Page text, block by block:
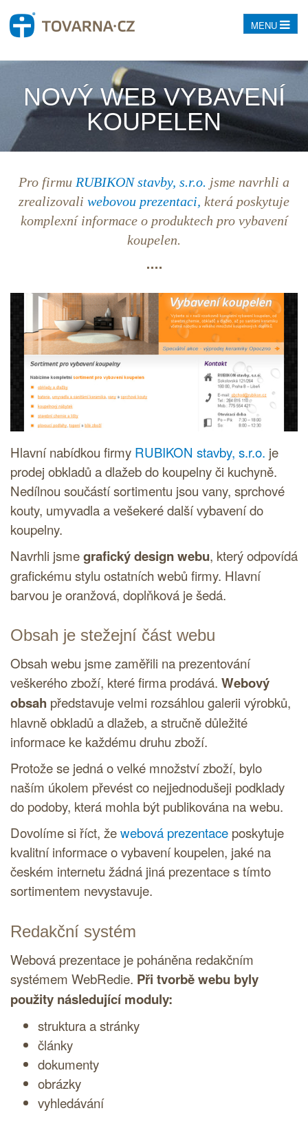
MENU
NOVÝ WEB VYBAVENÍ
KOUPELEN
Pro firmu RUBIKON stavby, s.r.o. jsme navrhli a
zrealizovali webovou prezentaci, která poskytuje
komplexní informace o produktech pro vybavení
koupelen.
Hlavní nabídkou firmy RUBIKON stavby, s.r.o. je
prodej obkladů a dlažeb do koupelny či kuchyně.
Nedílnou součástí sortimentu jsou vany, sprchové
kouty, umyvadla a vešekeré další vybavení do
koupelny.
Navrhli jsmegrafický design webu, který odpovídá
grafickému stylu ostatních webů firmy. Hlavní
barvou je oranžová, doplňková je šedá.
Obsah je stežejní část webu
Obsah webu jsme zaměřili na prezentování
veškerého zboží, které firma prodává. Webový
obsah představuje velmi rozsáhlou galerii výrobků,
hlavně obkladů a dlažeb, a stručně důležité
informace ke každému druhu zboží.
Protože se jedná o velké množství zboží, bylo
naším úkolem převést co nejjednodušeji podklady
do podoby, která mohla být publikována na webu.
Dovolíme si říct, žewebová prezentace poskytuje
kvalitní informace o vybavení koupelen, jaké na
českém internetu žádná jiná prezentace s tímto
sortimentem nevystavuje.
Redakční systém
Webová prezentace je poháněna redakčním
systémem WebRedie. Při tvorbě webu byly
použity následující moduly:
struktura a stránky
články
dokumenty
obrázky
vyhledávání